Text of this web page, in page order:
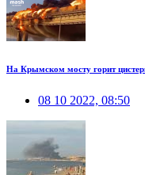
На Крымском мосту горит
08 10 2022, 08:50